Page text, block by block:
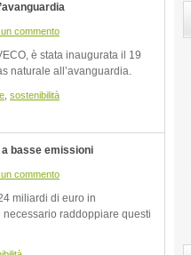
commento
è stata inaugurata il 19
naturale all’avanguardia.
sostenibilità
a basse emissioni
commento
miliardi di euro in
raddoppiare questi